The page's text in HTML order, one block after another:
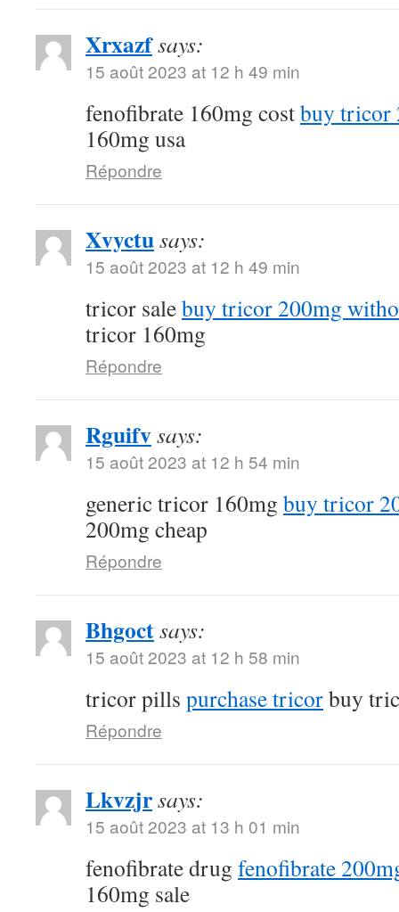
Xrxazfsays:
15 août 2023 at 12 h 49 min
fenofibrate 160mg costbuy tricor
160mg usa
Répondre
Xvyctusays:
15 août 2023 at 12 h 49 min
tricor salebuy tricor 200mg
tricor 160mg
Répondre
Rguifvsays:
15 août 2023 at 12 h 54 min
generic tricor 160mg buy tricor
200mg cheap
Répondre
Bhgoctsays:
15 août 2023 at 12 h 58 min
tricor pills purchase tricorbuy
Répondre
Lkvzjrsays:
15 août 2023 at 13 h 01 min
fenofibrate drug fenofibrate
160mg sale